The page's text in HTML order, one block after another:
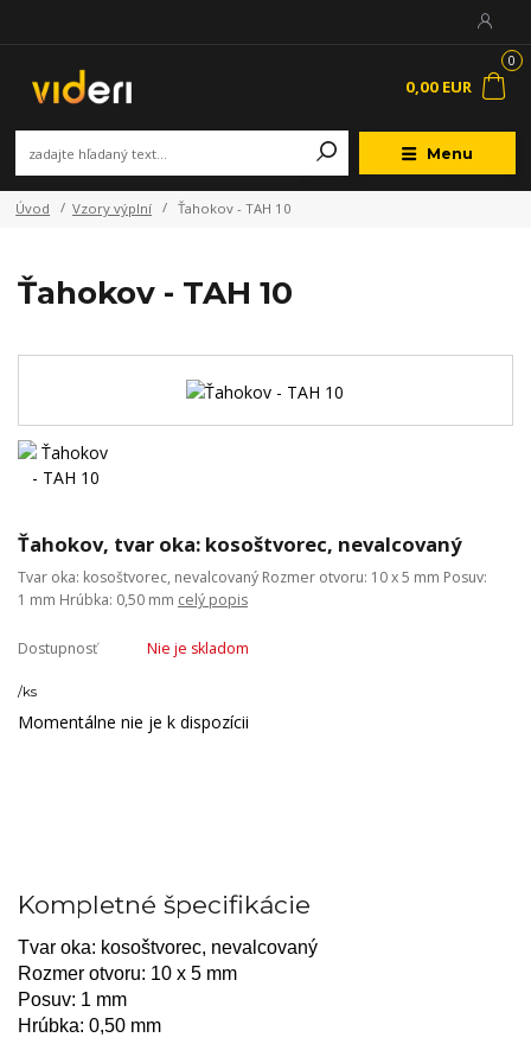
Menu
0
0,00 EUR
Úvod Vzory výplní Ťahokov - TAH 10
Ťahokov - TAH 10
Ťahokov, tvar oka: kosoštvorec, nevalcovaný
Tvar oka: kosoštvorec, nevalcovaný Rozmer otvoru: 10 x 5 mm Posuv:
1 mm Hrúbka: 0,50 mm celý popis
Dostupnosť Nie je skladom
/ks
Momentálne nie je k dispozícii
Kompletné špecifikácie
Tvar oka: kosoštvorec, nevalcovaný
Rozmer otvoru: 10 x 5 mm
Posuv: 1 mm
Hrúbka: 0,50 mm